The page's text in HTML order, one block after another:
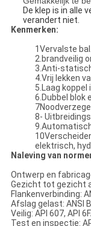
De klep is in alle
verandert niet.
Kenmerken:
1Vervalste bal.
2.brandveilig
3.Anti-
4.Vrij lekken
5.Laag koppel
6.Dubbel blok
8-
elektrisch,
Naleving van
Ontwerp en
Gezicht tot gezicht
Flankenverbinding:
Afslag gelast: ANSI
Veilig: API 607, API
Test en inspectie: